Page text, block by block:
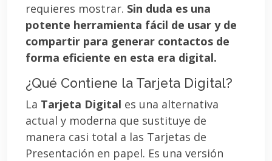
requieres mostrar. Sin duda es una
potente herramienta fácil de usar y de
compartir para generar contactos de
forma eficiente en esta era digital.
¿Qué Contiene la Tarjeta Digital?
La Tarjeta Digital es una alternativa
actual y moderna que sustituye de
manera casi total a las Tarjetas de
Presentación en papel. Es una versión